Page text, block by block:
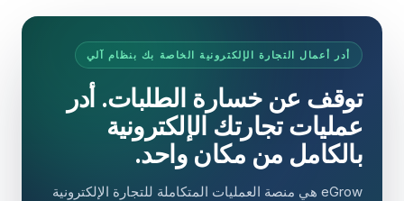
أدر أعمال التجارة الإلكترونية الخاصة بك بنظام آلي
توقف عن خسارة الطلبات. أدر
عمليات تجارتك الإلكترونية
بالكامل من مكان واحد.
eGrow هي منصة العمليات المتكاملة للتجارة الإلكترونية